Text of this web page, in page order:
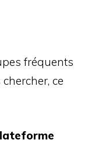
fréquents
ce